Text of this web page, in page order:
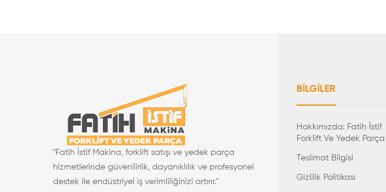
"Fatih İstif Makina, forklift satışı ve yedek parça
hizmetlerinde güvenilirlik, dayanıklılık ve profesyonel
destek ile endüstriyel iş verimliliğinizi artırır."
BILGILER
Hakkımızda: Fatih İstif
Forklift Ve Yedek Parça
Teslimat Bilgisi
Gizlilik Politikası